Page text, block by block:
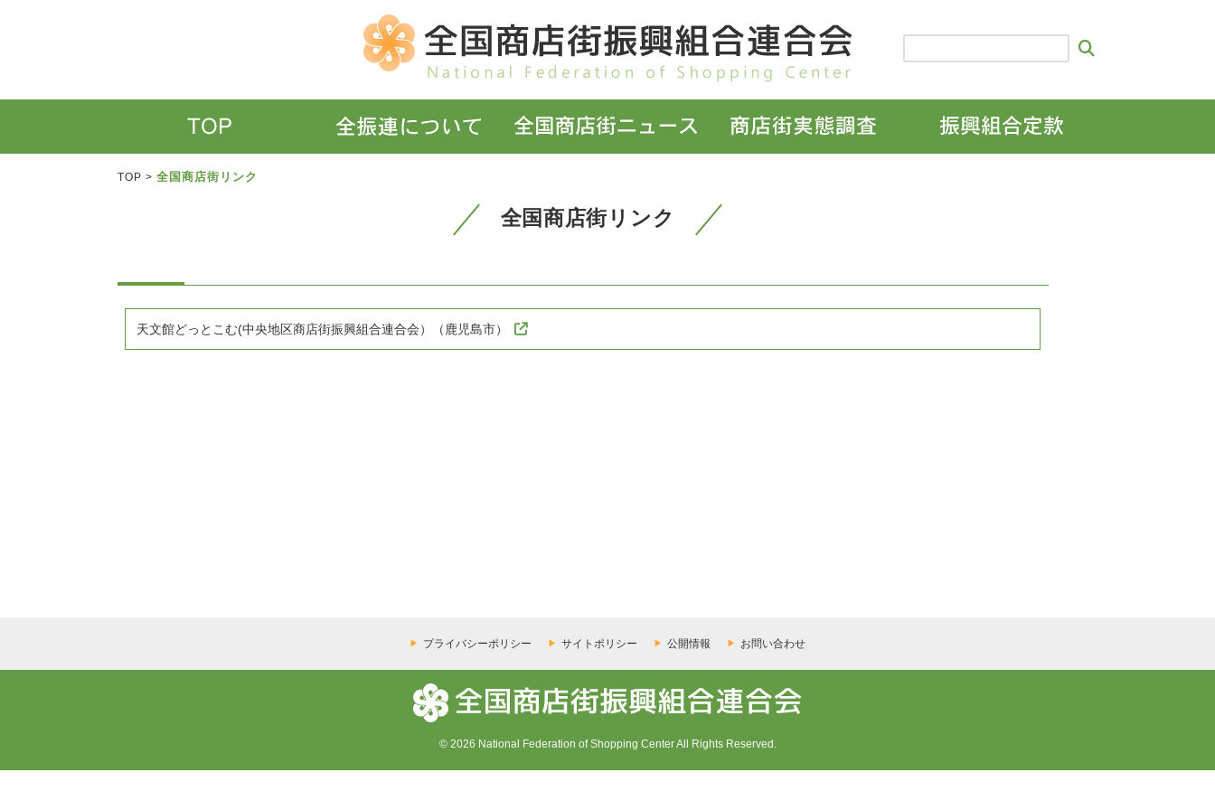
TOP > 全国商店街リンク
全国商店街リンク
天文館どっとこむ(中央地区商店街振興組合連合会）（鹿児島市）
プライバシーポリシー サイトポリシー 公開情報 お問い合わせ
© 2026 National Federation of Shopping Center All Rights Reserved.